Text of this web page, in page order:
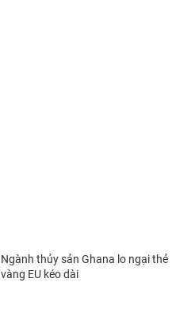
Ngành thủy sản Ghana lo ngại thẻ
vàng EU kéo dài